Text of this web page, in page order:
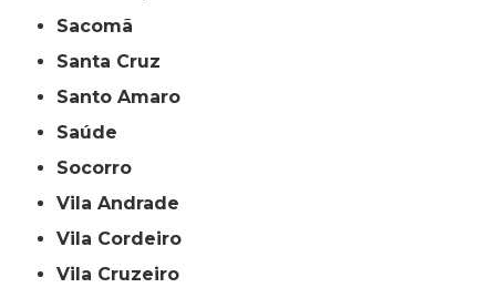
Sacomã
Santa Cruz
Santo Amaro
Saúde
Socorro
Vila Andrade
Vila Cordeiro
Vila Cruzeiro